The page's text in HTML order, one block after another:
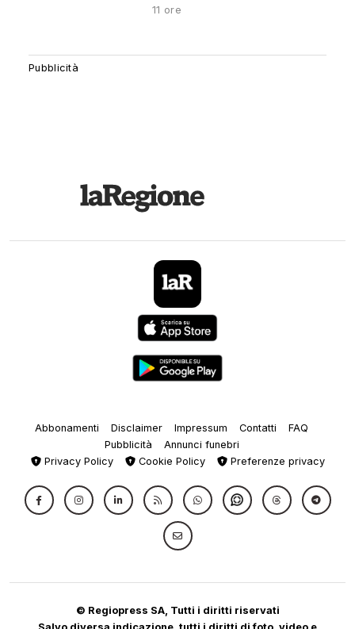
11 ore
Abbonamenti Disclaimer Impressum Contatti
FAQ
Pubblicità
Annunci funebri
Privacy Policy
Cookie Policy Preferenze privacy
© Regiopress SA, Tutti i diritti riservati